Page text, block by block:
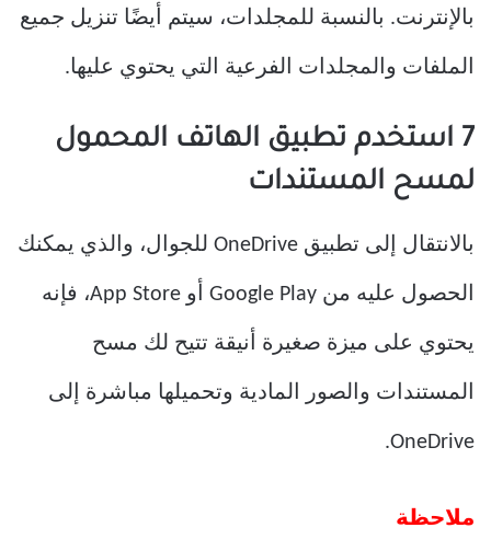
بالإنترنت. بالنسبة للمجلدات، سيتم أيضًا تنزيل جميع
الملفات والمجلدات الفرعية التي يحتوي عليها.
7 استخدم تطبيق الهاتف المحمول
لمسح المستندات
بالانتقال إلى تطبيق OneDrive للجوال، والذي يمكنك
الحصول عليه من Google Play أو App Store، فإنه
يحتوي على ميزة صغيرة أنيقة تتيح لك مسح
المستندات والصور المادية وتحميلها مباشرة إلى
OneDrive.
ملاحظة